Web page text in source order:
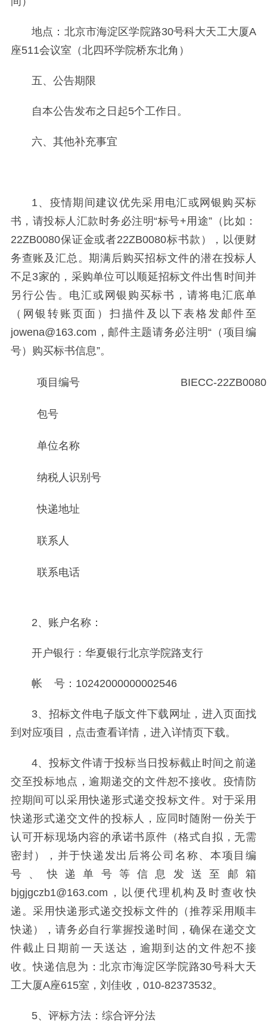
地点：北京市海淀区学院路30号科大天工大厦A
座511会议室（北四环学院桥东北角）
五、公告期限
自本公告发布之日起5个工作日。
六、其他补充事宜
1、疫情期间建议优先采用电汇或网银购买标
书，请投标人汇款时务必注明“标号+用途”（比如：
22ZB0080保证金或者22ZB0080标书款），以便财
务查账及汇总。期满后购买招标文件的潜在投标人
不足3家的，采购单位可以顺延招标文件出售时间并
另行公告。电汇或网银购买标书，请将电汇底单
（网银转账页面）扫描件及以下表格发邮件至
jowena@163.com，邮件主题请务必注明“（项目编
号）购买标书信息”。
项目编号 BIECC-22ZB0080
包号
单位名称
纳税人识别号
快递地址
联系人
联系电话
2、账户名称：
开户银行：华夏银行北京学院路支行
帐 号：10242000000002546
3、招标文件电子版文件下载网址，进入页面找
到对应项目，点击查看详情，进入详情页下载。
4、投标文件请于投标当日投标截止时间之前递
交至投标地点，逾期递交的文件恕不接收。疫情防
控期间可以采用快递形式递交投标文件。对于采用
快递形式递交文件的投标人，应同时随附一份关于
认可开标现场内容的承诺书原件（格式自拟，无需
密封），并于快递发出后将公司名称、本项目编
号、快递单号等信息发送至邮箱
bjgjgczb1@163.com，以便代理机构及时查收快
递。采用快递形式递交投标文件的（推荐采用顺丰
快递），请务必自行掌握投递时间，确保在递交文
件截止日期前一天送达，逾期到达的文件恕不接
收。快递信息为：北京市海淀区学院路30号科大天
工大厦A座615室，刘佳收，010-82373532。
5、评标方法：综合评分法